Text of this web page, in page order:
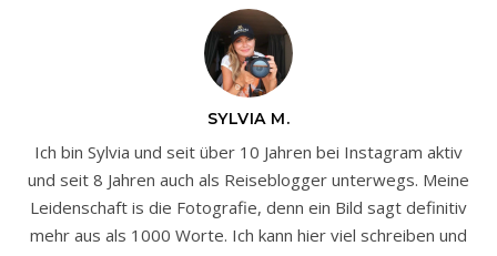
SYLVIA M.
Ich bin Sylvia und seit über 10 Jahren bei Instagram aktiv
und seit 8 Jahren auch als Reiseblogger unterwegs. Meine
Leidenschaft is die Fotografie, denn ein Bild sagt definitiv
mehr aus als 1000 Worte. Ich kann hier viel schreiben und